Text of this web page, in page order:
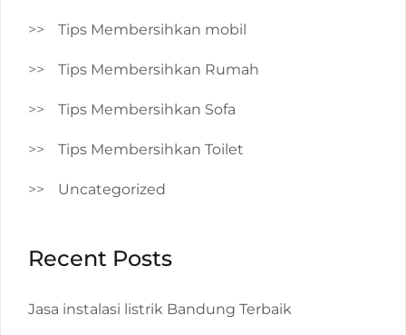
Tips Membersihkan mobil
Tips Membersihkan Rumah
Tips Membersihkan Sofa
Tips Membersihkan Toilet
Uncategorized
Recent Posts
Jasa instalasi listrik Bandung Terbaik